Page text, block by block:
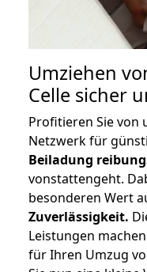
Umziehen
Celle sicher
Profitieren Sie von
Netzwerk für
Beiladung
vonstattengeht.
besonderen Wert
Zuverlässigkeit.
Leistungen
für Ihren Umzug